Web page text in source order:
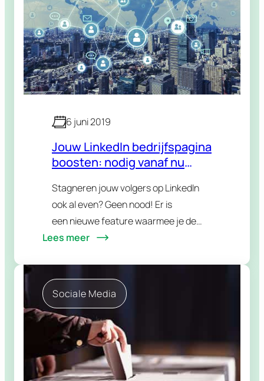
6 juni 2019
Jouw LinkedIn bedrijfspagina
boosten: nodig vanaf nu
Stagneren jouw volgers op LinkedIn
ook al even? Geen nood! Er is
een nieuwe feature waarmee je de
aangroei van jouw bedrijfspagina kan
kennen allemaal LinkedIn als platform
om…
Lees meer
Sociale Media